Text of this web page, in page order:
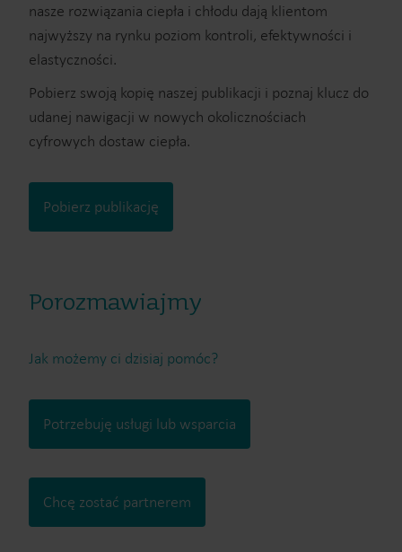
nasze rozwiązania ciepła i chłodu dają klientom
najwyższy na rynku poziom kontroli, efektywności i
elastyczności.
Pobierz swoją kopię naszej publikacji i poznaj klucz do
udanej nawigacji w nowych okolicznościach
cyfrowych dostaw ciepła.
Pobierz publikację
Porozmawiajmy
Jak możemy ci dzisiaj pomóc?
Potrzebuję usługi lub wsparcia
Chcę zostać partnerem